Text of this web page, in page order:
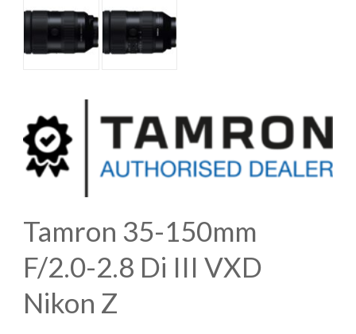
Tamron 35-150mm
F/2.0-2.8 Di III VXD
Nikon Z